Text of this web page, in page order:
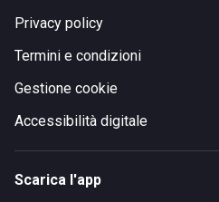
Privacy policy
Termini e condizioni
Gestione cookie
Accessibilità digitale
Scarica l'app